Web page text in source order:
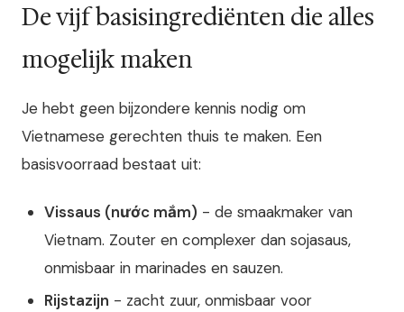
De vijf basisingrediënten die alles
mogelijk maken
Je hebt geen bijzondere kennis nodig om
Vietnamese gerechten thuis te maken. Een
basisvoorraad bestaat uit:
Vissaus (nước mắm) - de smaakmaker van
Vietnam. Zouter en complexer dan sojasaus,
onmisbaar in marinades en sauzen.
Rijstazijn - zacht zuur, onmisbaar voor